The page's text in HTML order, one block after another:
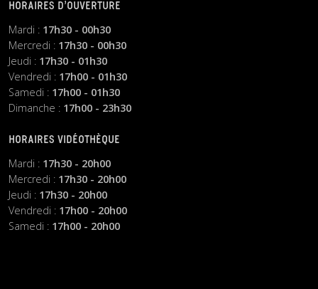
HORAIRES D’OUVERTURE
Mardi : 17h30 - 00h30
Mercredi : 17h30 - 00h30
Jeudi : 17h30 - 01h30
Vendredi : 17h00 - 01h30
Samedi : 17h00 - 01h30
Dimanche : 17h00 - 23h30
HORAIRES VIDÉOTHÈQUE
Mardi : 17h30 - 20h00
Mercredi : 17h30 - 20h00
Jeudi : 17h30 - 20h00
Vendredi : 17h00 - 20h00
Samedi : 17h00 - 20h00